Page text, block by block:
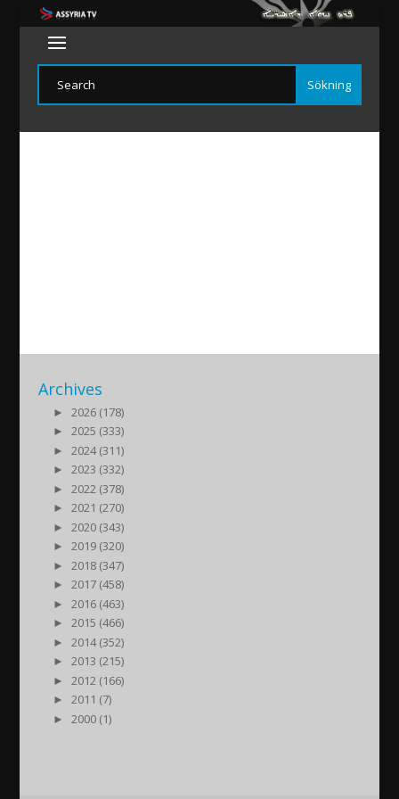
Archives
►
2026 (178)
►
2025 (333)
►
2024 (311)
►
2023 (332)
►
2022 (378)
►
2021 (270)
►
2020 (343)
►
2019 (320)
►
2018 (347)
►
2017 (458)
►
2016 (463)
►
2015 (466)
►
2014 (352)
►
2013 (215)
►
2012 (166)
►
2011 (7)
►
2000 (1)